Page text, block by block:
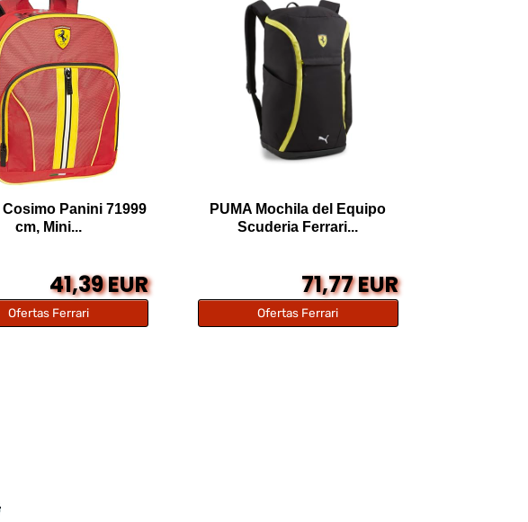
Cosimo Panini 71999
cm, Mini...
41,39 EUR
Ofertas Ferrari
PUMA Mochila del Equipo
Scuderia Ferrari...
71,77 EUR
Ofertas Ferrari